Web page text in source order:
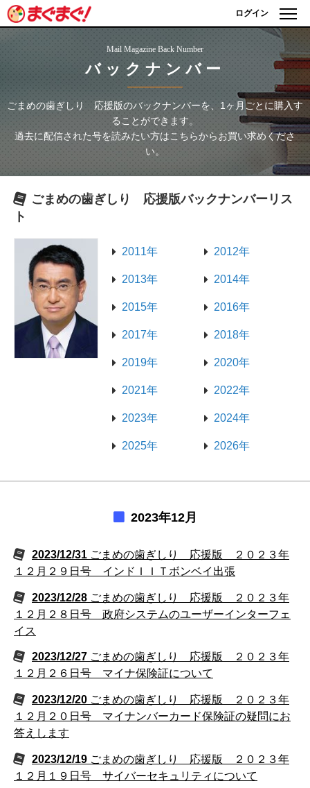
ログイン
Mail Magazine Back Number
バックナンバー
ごまめの歯ぎしり 応援版のバックナンバーを、1ヶ月ごとに購入す
ることができます。
過去に配信された号を読みたい方はこちらからお買い求めくださ
い。
ごまめの歯ぎしり 応援版バックナンバーリス
ト
2011年 2012年
2013年 2014年
2015年 2016年
2017年 2018年
2019年 2020年
2021年 2022年
2023年 2024年
2025年 2026年
2023年12月
2023/12/31 ごまめの歯ぎしり 応援版 ２０２３年
１２月２９日号 インドＩＩＴボンベイ出張
2023/12/28 ごまめの歯ぎしり 応援版 ２０２３年
１２月２８日号 政府システムのユーザーインターフェ
イス
2023/12/27 ごまめの歯ぎしり 応援版 ２０２３年
１２月２６日号 マイナ保険証について
2023/12/20 ごまめの歯ぎしり 応援版 ２０２３年
１２月２０日号 マイナンバーカード保険証の疑問にお
答えします
2023/12/19 ごまめの歯ぎしり 応援版 ２０２３年
１２月１９日号 サイバーセキュリティについて